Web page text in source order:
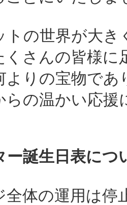
トの世界が大
くさんの皆様
よりの宝物で
らの温かい応
ー誕生日表に
全体の運用は停